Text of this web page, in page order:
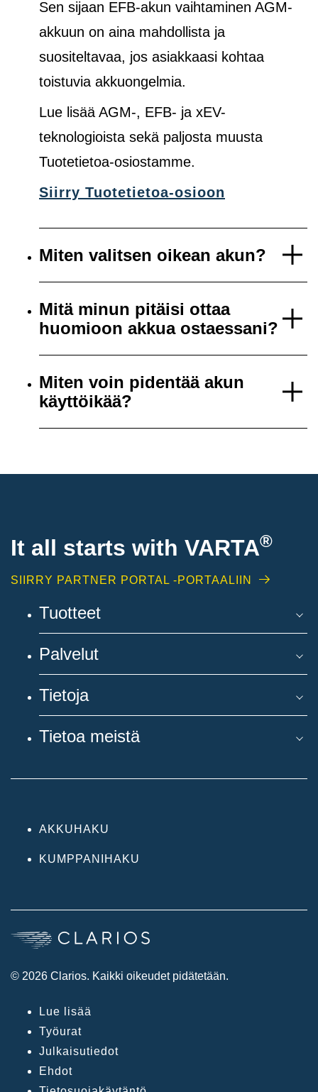
Sen sijaan EFB-akun vaihtaminen AGM-
akkuun on aina mahdollista ja
suositeltavaa, jos asiakkaasi kohtaa
toistuvia akkuongelmia.
Lue lisää AGM-, EFB- ja xEV-
teknologioista sekä paljosta muusta
Tuotetietoa-osiostamme.
Siirry Tuotetietoa-osioon
Miten valitsen oikean akun?
Mitä minun pitäisi ottaa
huomioon akkua ostaessani?
Miten voin pidentää akun
käyttöikää?
It all starts with VARTA®
SIIRRY PARTNER PORTAL -PORTAALIIN
Tuotteet
Palvelut
Tietoja
Tietoa meistä
AKKUHAKU
KUMPPANIHAKU
© 2026 Clarios. Kaikki oikeudet pidätetään.
Lue lisää
Työurat
Julkaisutiedot
Ehdot